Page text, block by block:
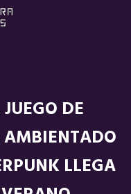
DE
LLEGA